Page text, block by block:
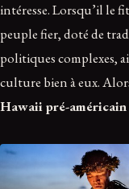
intéresse. Lorsqu’il le
peuple fier, doté de
politiques complexes,
culture bien à eux.
Hawaii pré-américain